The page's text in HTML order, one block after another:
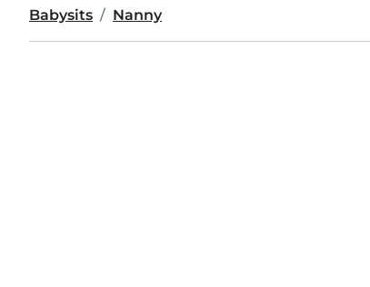
Babysits Nanny